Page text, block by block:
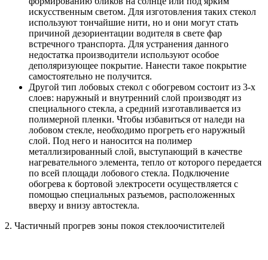
искусственным светом. Для изготовления таких стекол
используют тончайшие нити, но и они могут стать
причиной дезориентации водителя в свете фар
встречного транспорта. Для устранения данного
недостатка производители используют особое
деполяризующее покрытие. Нанести такое покрытие
самостоятельно не получится.
Другой тип лобовых стекол с обогревом состоит из 3-х
слоев: наружный и внутренний слой производят из
специального стекла, а средний изготавливается из
полимерной пленки. Чтобы избавиться от наледи на
лобовом стекле, необходимо прогреть его наружный
слой. Под него и наносится на полимер
металлизированный слой, выступающий в качестве
нагревательного элемента, тепло от которого передается
по всей площади лобового стекла. Подключение
обогрева к бортовой электросети осуществляется с
помощью специальных разъемов, расположенных
вверху и внизу автостекла.
2. Частичный прогрев зоны покоя стеклоочистителей